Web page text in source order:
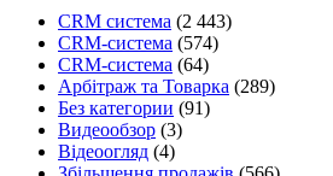
CRM система (2 443)
CRM-система (574)
CRM-система (64)
Арбітраж та Товарка (289)
Без категории (91)
Видеообзор (3)
Відеоогляд (4)